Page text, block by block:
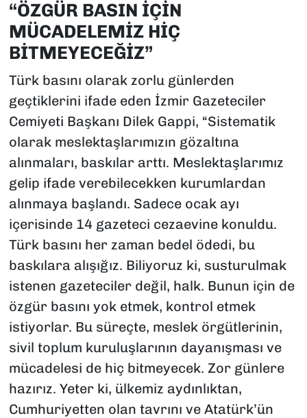
“ÖZGÜR BASIN İÇİN
MÜCADELEMİZ HİÇ
BİTMEYECEĞİZ”
Türk basını olarak zorlu günlerden
geçtiklerini ifade eden İzmir Gazeteciler
Cemiyeti Başkanı Dilek Gappi, “Sistematik
olarak meslektaşlarımızın gözaltına
alınmaları, baskılar arttı. Meslektaşlarımız
gelip ifade verebilecekken kurumlardan
alınmaya başlandı. Sadece ocak ayı
içerisinde 14 gazeteci cezaevine konuldu.
Türk basını her zaman bedel ödedi, bu
baskılara alışığız. Biliyoruz ki, susturulmak
istenen gazeteciler değil, halk. Bunun için de
özgür basını yok etmek, kontrol etmek
istiyorlar. Bu süreçte, meslek örgütlerinin,
sivil toplum kuruluşlarının dayanışması ve
mücadelesi de hiç bitmeyecek. Zor günlere
hazırız. Yeter ki, ülkemiz aydınlıktan,
Cumhuriyetten olan tavrını ve Atatürk’ün